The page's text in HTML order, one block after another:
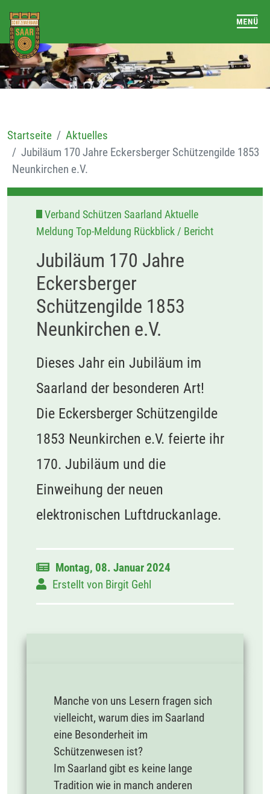
Startseite
Aktuelles
Jubiläum 170 Jahre Eckersberger Schützengilde 1853
Neunkirchen e.V.
Verband Schützen Saarland Aktuelle
Meldung Top-Meldung Rückblick / Bericht
Jubiläum 170 Jahre
Eckersberger
Schützengilde 1853
Neunkirchen e.V.
Dieses Jahr ein Jubiläum im
Saarland der besonderen Art!
Die Eckersberger Schützengilde
1853 Neunkirchen e.V. feierte ihr
170. Jubiläum und die
Einweihung der neuen
elektronischen Luftdruckanlage.
Montag, 08. Januar 2024
Erstellt von Birgit Gehl
Manche von uns Lesern fragen sich
vielleicht, warum dies im Saarland
eine Besonderheit im
Schützenwesen ist?
Im Saarland gibt es keine lange
Tradition wie in manch anderen